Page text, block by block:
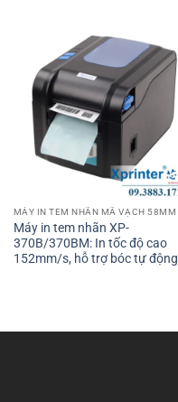
Máy in tem nhãn XP-
370B/370BM: In tốc độ cao
152mm/s, hỗ trợ bóc tự động